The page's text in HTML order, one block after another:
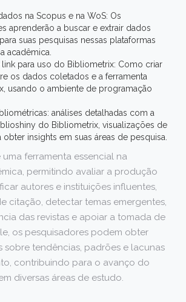
na Scopus e na WoS: Os
aprenderão a buscar e extrair dados
suas pesquisas nessas plataformas
acadêmica.
link para uso do Bibliometrix: Como criar
os dados coletados e a ferramenta
usando o ambiente de programação
análises detalhadas com a
do Bibliometrix, visualizações de
obter insights em suas áreas de pesquisa.
uma ferramenta essencial na
permitindo avaliar a produção
autores e instituições influentes,
citação, detectar temas emergentes,
das revistas e apoiar a tomada de
os pesquisadores podem obter
sobre tendências, padrões e lacunas
contribuindo para o avanço do
diversas áreas de estudo.